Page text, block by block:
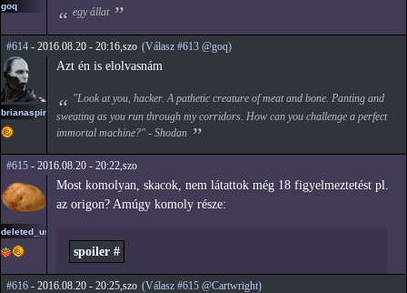
goq egy állat
#614 - 2016.08.20 - 20:16,szo (Válasz #613 @goq)
brianaspirin
Azt én is elolvasnám
"Look at you, hacker. A pathetic creature of meat and bone. Panting and
sweating as you run through my corridors. How can you challenge a perfect
immortal machine?" - Shodan
#615 - 2016.08.20 - 20:22,szo
deleted_user_2
Most komolyan, skacok, nem látattok még 18 figyelmeztetést pl.
az origon? Amúgy komoly része:
spoiler #
#616 - 2016.08.20 - 20:25,szo (Válasz #615 @Cartwright)